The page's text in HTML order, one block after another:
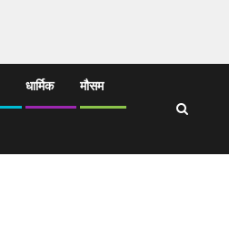
धार्मिक मौसम